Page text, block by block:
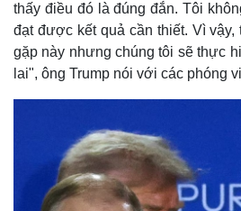
thấy điều đó là đúng đắn. Tôi
đạt được kết quả cần thiết. Vì vậy,
gặp này nhưng chúng tôi sẽ thực
lai", ông Trump nói với các phóng